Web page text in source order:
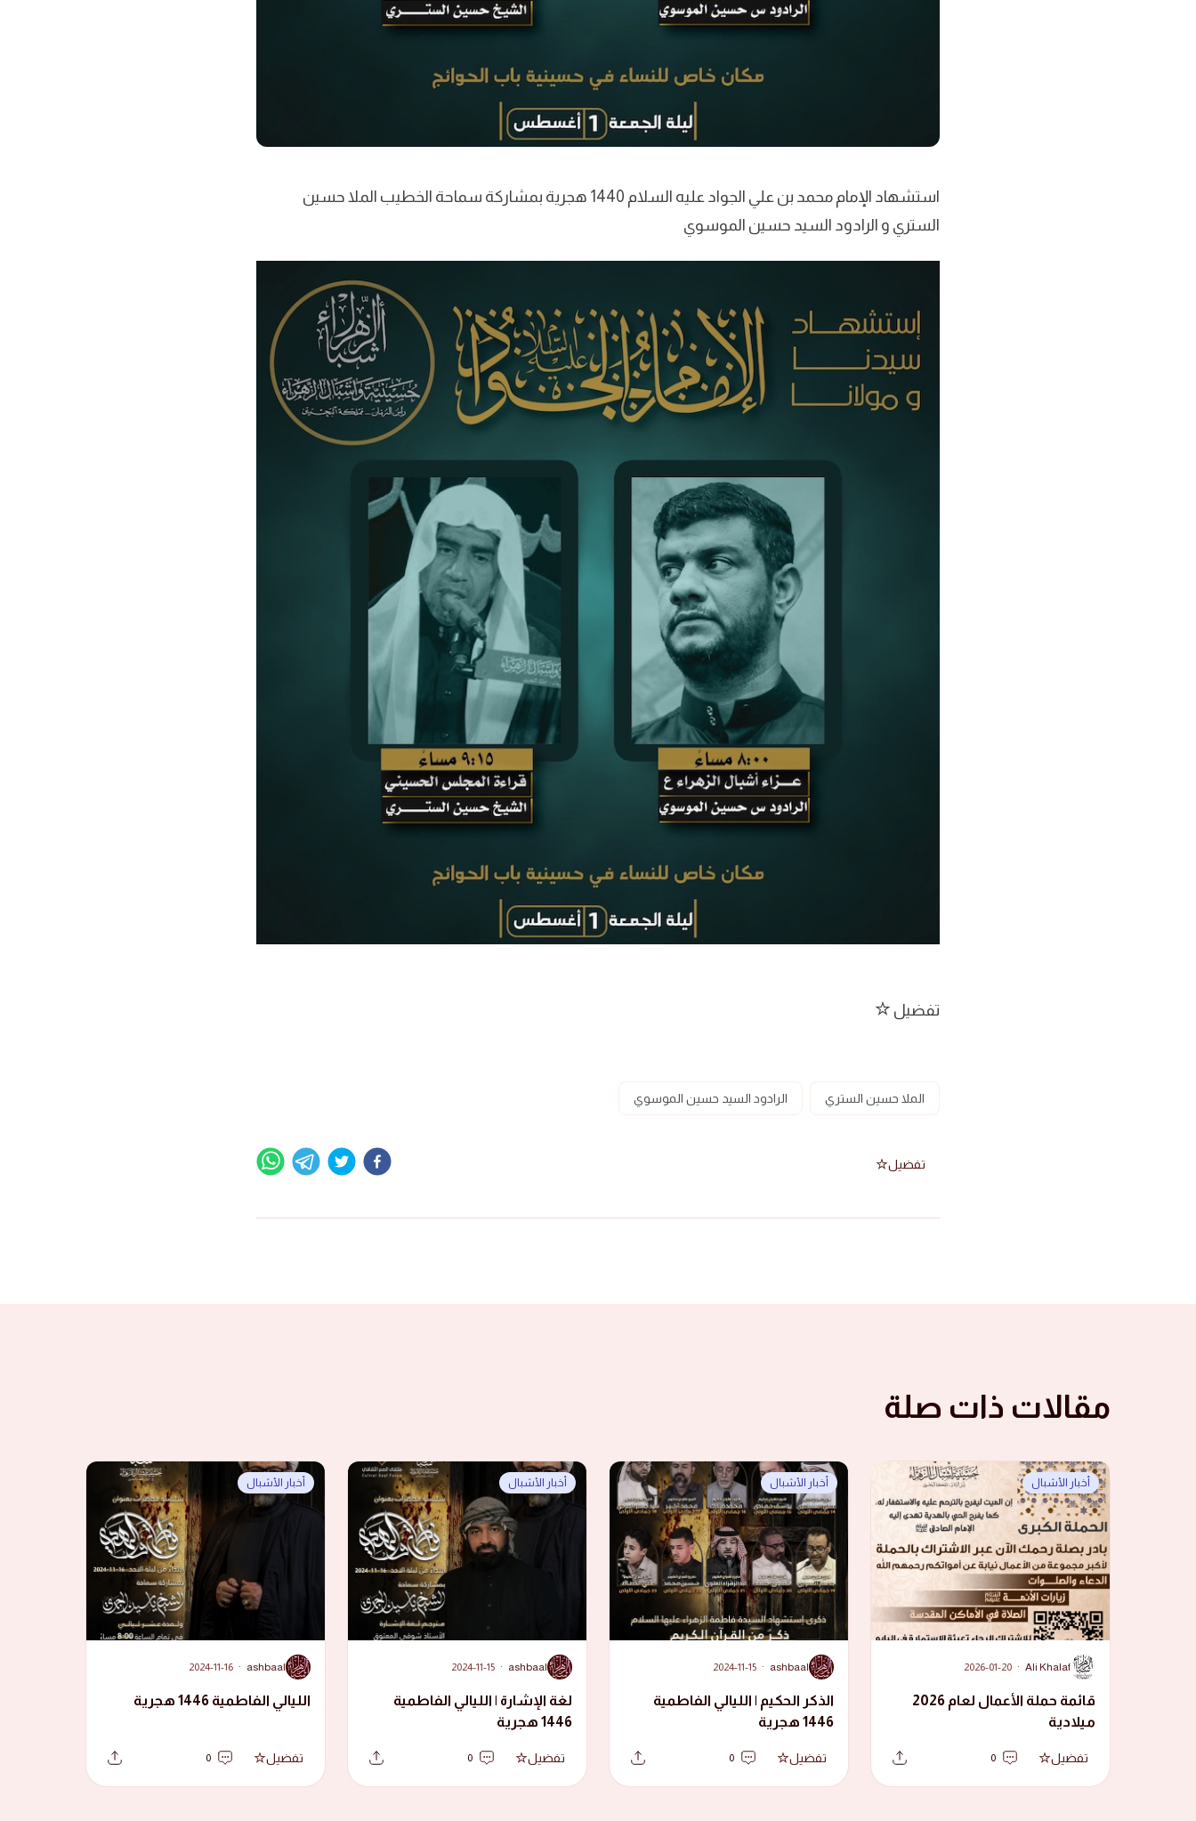
استشهاد الإمام محمد بن علي الجواد عليه السلام 1440 هجرية بمشاركة سماحة الخطيب الملا حسين
الستري و الرادود السيد حسين الموسوي
تفضيل
الملا حسين الستري الرادود السيد حسين الموسوي
تفضيل
مقالات ذات صلة
أخبار الأشبال
A
Ali Khalaf
·
2026-01-20
قائمة حملة الأعمال لعام 2026
ميلادية
تفضيل 0
أخبار الأشبال
A
ashbaal
·
2024-11-15
الذكر الحكيم | الليالي الفاطمية
1446 هجرية
تفضيل 0
أخبار الأشبال
A
ashbaal
·
2024-11-15
لغة الإشارة | الليالي الفاطمية
1446 هجرية
تفضيل 0
أخبار الأشبال
A
ashbaal
·
2024-11-16
الليالي الفاطمية 1446 هجرية
تفضيل 0